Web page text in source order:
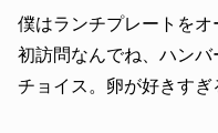
僕はランチプレートをオ
初訪問なんでね、ハンバ
チョイス。卵が好きすぎ